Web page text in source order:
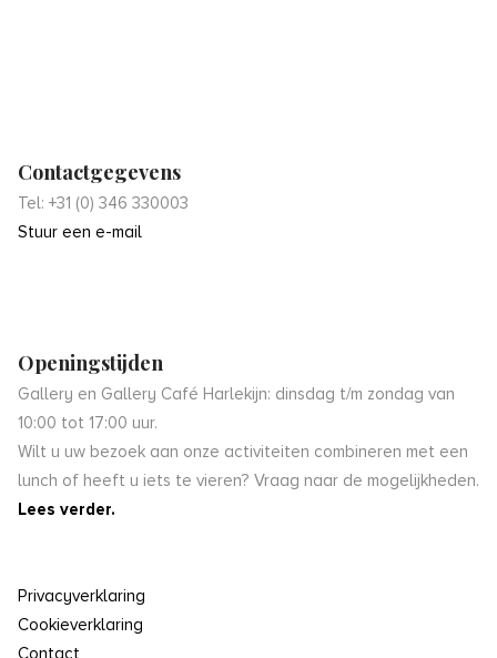
Contactgegevens
Tel: +31 (0) 346 330003
Stuur een e-mail
Openingstijden
Gallery en Gallery Café Harlekijn: dinsdag t/m zondag van
10:00 tot 17:00 uur.
Wilt u uw bezoek aan onze activiteiten combineren met een
lunch of heeft u iets te vieren? Vraag naar de mogelijkheden.
Lees verder.
Privacyverklaring
Cookieverklaring
Contact